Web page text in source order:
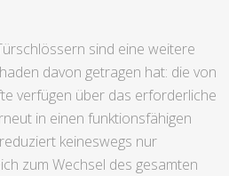
sind eine weitere
davon getragen hat: die von
verfügen über das erforderliche
in einen funktionsfähigen
keineswegs nur
zum Wechsel des gesamten